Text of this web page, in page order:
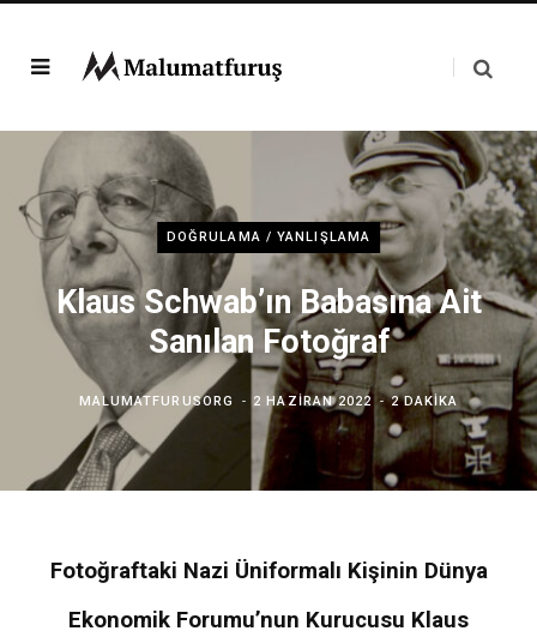
DOĞRULAMA / YANLIŞLAMA
Klaus Schwab’ın Babasına Ait
Sanılan Fotoğraf
MALUMATFURUSORG 2 HAZIRAN 2022 2 DAKIKA
Fotoğraftaki Nazi Üniformalı Kişinin Dünya
Ekonomik Forumu’nun Kurucusu Klaus